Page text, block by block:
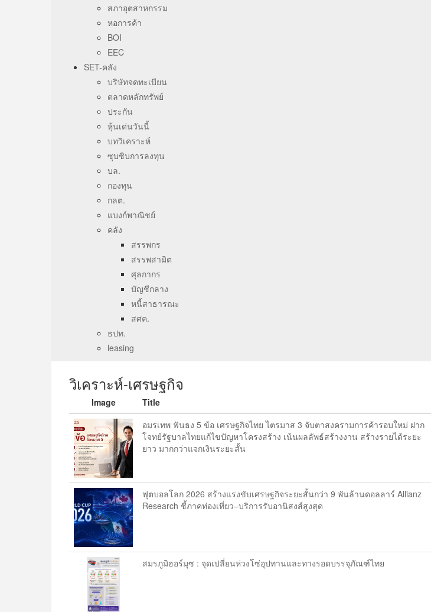
สภาอุตสาหกรรม
หอการค้า
BOI
EEC
SET-คลัง
บริษัทจดทะเบียน
ตลาดหลักทรัพย์
ประกัน
หุ้นเด่นวันนี้
บทวิเคราะห์
ซุบซิบการลงทุน
บล.
กองทุน
กลต.
แบงก์พาณิชย์
คลัง
สรรพกร
สรรพสามิต
ศุลกากร
บัญชีกลาง
หนี้สาธารณะ
สศค.
ธปท.
leasing
วิเคราะห์-เศรษฐกิจ
Image Title
อมรเทพ ฟันธง 5 ข้อ เศรษฐกิจไทย ไตรมาส 3 จับตาสงครามการค้ารอบใหม่ ฝาก
โจทย์รัฐบาลไทยแก้ไขปัญหาโครงสร้าง เน้นผลลัพธ์สร้างงาน สร้างรายได้ระยะ
ยาว มากกว่าแจกเงินระยะสั้น
ฟุตบอลโลก 2026 สร้างแรงขับเศรษฐกิจระยะสั้นกว่า 9 พันล้านดอลลาร์ Allianz
Research ชี้ภาคท่องเที่ยว–บริการรับอานิสงส์สูงสุด
สมรภูมิฮอร์มุซ : จุดเปลี่ยนห่วงโซ่อุปทานและทางรอดบรรจุภัณฑ์ไทย